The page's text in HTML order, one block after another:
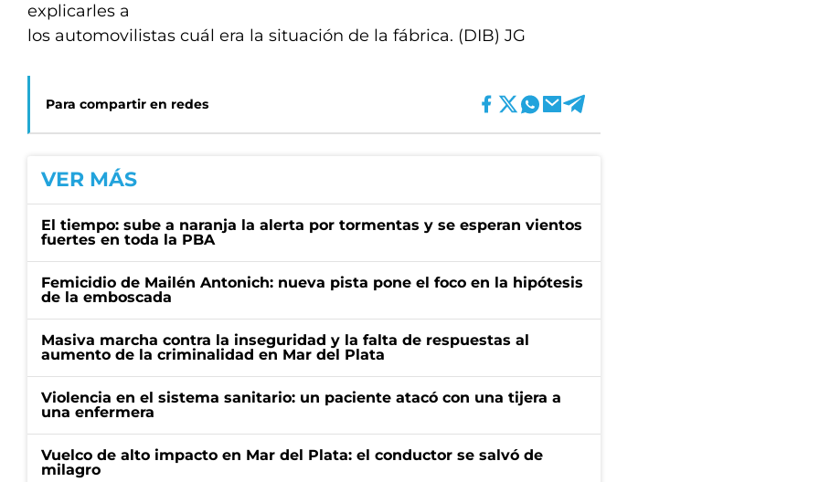
explicarles a
los automovilistas cuál era la situación de la fábrica. (DIB) JG
Para compartir en redes
VER MÁS
El tiempo: sube a naranja la alerta por tormentas y se esperan vientos
fuertes en toda la PBA
Femicidio de Mailén Antonich: nueva pista pone el foco en la hipótesis
de la emboscada
Masiva marcha contra la inseguridad y la falta de respuestas al
aumento de la criminalidad en Mar del Plata
Violencia en el sistema sanitario: un paciente atacó con una tijera a
una enfermera
Vuelco de alto impacto en Mar del Plata: el conductor se salvó de
milagro